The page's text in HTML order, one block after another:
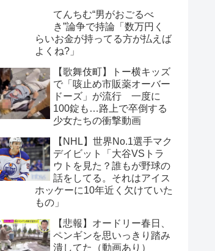
てんちむ“男がおごるべ
き”論争で持論「数万円く
らいお金が持ってる方が払えば
よくね?」
【歌舞伎町】トー横キッズ
で「咳止め市販薬オーバー
ドーズ」が流行 一度に
100錠も…路上で卒倒する
少女たちの衝撃動画
【NHL】世界No.1選手マク
デイビット「大谷VSトラ
ウトを見た？誰もが野球の
話をしてる。それはアイス
ホッケーに10年近く欠けていた
もの」
【悲報】オードリー春日、
ペンギンを思いっきり踏み
潰してた（動画あり）